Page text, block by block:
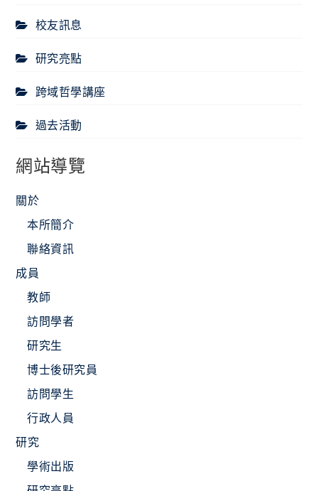
校友訊息
研究亮點
跨域哲學講座
過去活動
網站導覽
關於
本所簡介
聯絡資訊
成員
教師
訪問學者
研究生
博士後研究員
訪問學生
行政人員
研究
學術出版